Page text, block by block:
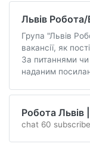
Львів Робота/
Група "Львів
вакансії, як
За питаннями
наданим
Робота Львів
chat 60